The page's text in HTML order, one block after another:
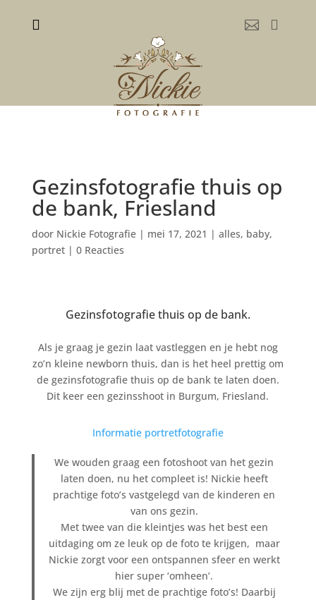
  
Gezinsfotografie thuis op
de bank, Friesland
door Nickie Fotografie| mei 17, 2021 | alles, baby,
portret| 0 Reacties
Gezinsfotografie thuis op de bank.
Als je graag je gezin laat vastleggen en je hebt nog
zo’n kleine newborn thuis, dan is het heel prettig om
de gezinsfotografie thuis op de bank te laten doen.
Dit keer een gezinsshoot in Burgum, Friesland.
Informatie portretfotografie
We wouden graag een fotoshoot van het gezin
laten doen, nu het compleet is! Nickie heeft
prachtige foto’s vastgelegd van de kinderen en
van ons gezin.
Met twee van die kleintjes was het best een
uitdaging om ze leuk op de foto te krijgen, maar
Nickie zorgt voor een ontspannen sfeer en werkt
hier super ‘omheen’.
We zijn erg blij met de prachtige foto’s! Daarbij